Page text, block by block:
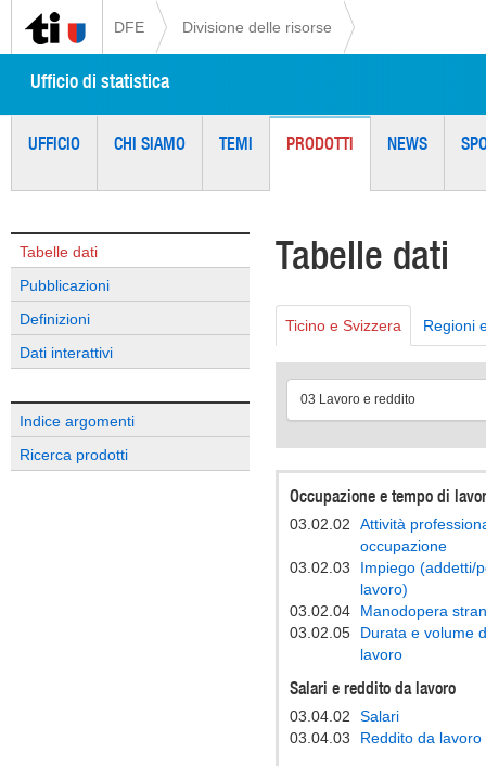
DFE Divisione delle risorse
Ufficio di statistica
UFFICIO CHI SIAMO TEMI PRODOTTI NEWS
Tabelle dati
Pubblicazioni
Definizioni
Dati interattivi
Indice argomenti
Ricerca prodotti
Tabelle dati
Ticino e Svizzera Regioni
03 Lavoro e reddito
Occupazione e tempo di
03.02.02
Attività
occupazione
03.02.03
Impiego (addetti/
lavoro)
03.02.04
Manodopera
03.02.05
Durata e volume
lavoro
Salari e reddito da lavoro
03.04.02
Salari
03.04.03
Reddito da lavoro